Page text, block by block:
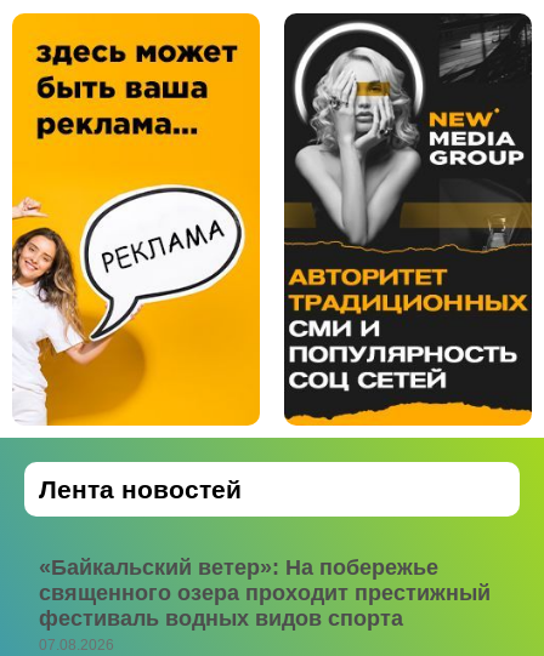
Лента новостей
«Байкальский ветер»: На побережье
священного озера проходит престижный
фестиваль водных видов спорта
07.08.2026